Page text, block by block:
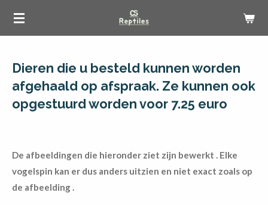
Ga
deDieren die u besteld kunnen worden
afgehaald op afspraak. Ze kunnen ook
opgestuurd worden voor 7.25 euro
De afbeeldingen die hieronder ziet zijn bewerkt . Elke
vogelspin kan er dus anders uitzien en niet exact zoals op
de afbeelding .